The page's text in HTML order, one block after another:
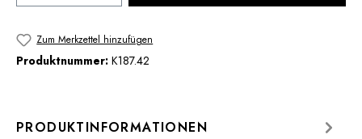
Zum Merkzettel hinzufügen
Produktnummer: K187.42
PRODUKTINFORMATIONEN